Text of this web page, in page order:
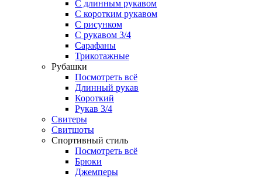
С длинным рукавом
С коротким рукавом
С рисунком
С рукавом 3/4
Сарафаны
Трикотажные
Рубашки
Посмотреть всё
Длинный рукав
Короткий
Рукав 3/4
Свитеры
Свитшоты
Спортивный стиль
Посмотреть всё
Брюки
Джемперы